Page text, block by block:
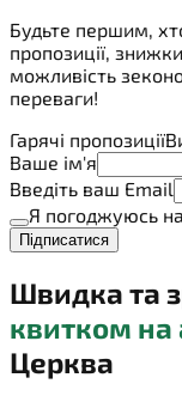
Будьте першим,
пропозиції,
можливість
переваги!
Гарячі пропозиції
Ваше ім'я
Введіть ваш Email
Я погоджуюсь
Підписатися
Швидка та
квитком на
Церква